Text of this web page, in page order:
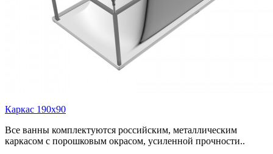
Каркас 190х90
Все ванны комплектуются российским, металлическим
каркасом с порошковым окрасом, усиленной прочности..